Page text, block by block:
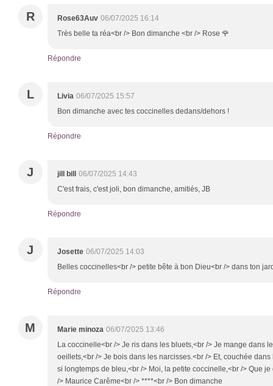
R Rose63Auv 06/07/2025 16:14
Très belle ta réa<br /> Bon dimanche <br /> Rose 🌹
Répondre
L Livia 06/07/2025 15:57
Bon dimanche avec tes coccinelles dedans/dehors !
Répondre
J jill bill
06/07/2025 14:43
C'est frais, c'est joli, bon dimanche, amitiés, JB
Répondre
J Josette 06/07/2025 14:03
Belles coccinelles<br /> petite bête à bon Dieu<br /> dans ton
Répondre
M Marie minoza 06/07/2025 13:46
La coccinelle<br /> Je ris dans les bluets,<br /> Je mange dans
oeillets,<br /> Je bois dans les narcisses.<br /> Et, couchée
si longtemps de bleu,<br /> Moi, la petite coccinelle,<br /> Que
/> Maurice Carême<br /> ****<br /> Bon dimanche